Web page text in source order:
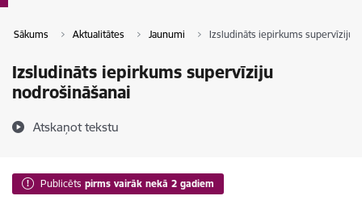
Sākums Aktualitātes Jaunumi Izsludināts iepirkums supervīziju
Izsludināts iepirkums supervīziju
nodrošināšanai
Atskaņot tekstu
Publicēts pirms vairāk nekā 2 gadiem